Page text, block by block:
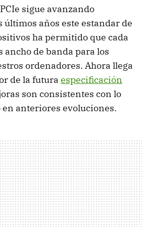
sigue avanzando
últimos años este estandar de
ha permitido que cada
ancho de banda para los
ordenadores. Ahora llega
de la futura especificación
son consistentes con lo
en anteriores evoluciones.